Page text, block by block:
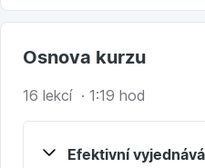
Osnova kurzu
16 lekcí · 1:19 hod
Efektivní